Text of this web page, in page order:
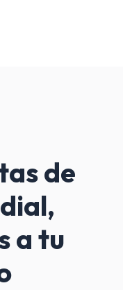
de
a tu